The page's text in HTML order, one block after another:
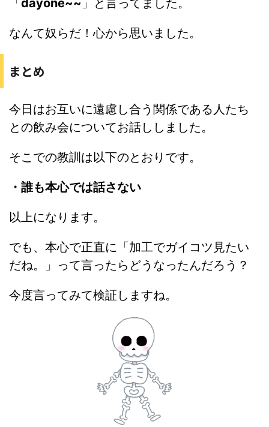
「dayone~~ 」と言ってました。
なんて奴らだ！心から思いました。
まとめ
今日はお互いに遠慮し合う関係である人たち
との飲み会についてお話ししました。
そこでの教訓は以下のとおりです。
・誰も本心では話さない
以上になります。
でも、本心で正直に「加工でガイコツ見たい
だね。」って言ったらどうなったんだろう？
今度言ってみて検証しますね。